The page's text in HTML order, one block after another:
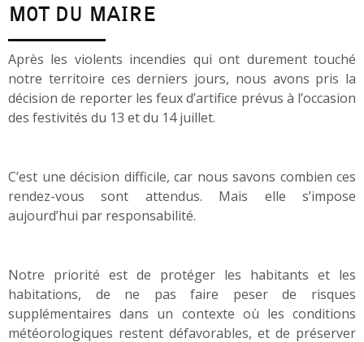
MOT DU MAIRE
Après les violents incendies qui ont durement touché
notre territoire ces derniers jours, nous avons pris la
décision de reporter les feux d’artifice prévus à l’occasion
des festivités du 13 et du 14 juillet.
C’est une décision difficile, car nous savons combien ces
rendez-vous sont attendus. Mais elle s’impose
aujourd’hui par responsabilité.
Notre priorité est de protéger les habitants et les
habitations, de ne pas faire peser de risques
supplémentaires dans un contexte où les conditions
météorologiques restent défavorables, et de préserver